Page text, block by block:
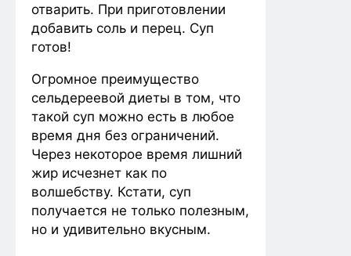
отварить. При приготовлении
добавить соль и перец. Суп
готов!
Огромное преимущество
сельдереевой диеты в том, что
такой суп можно есть в любое
время дня без ограничений.
Через некоторое время лишний
жир исчезнет как по
волшебству. Кстати, суп
получается не только полезным,
но и удивительно вкусным.